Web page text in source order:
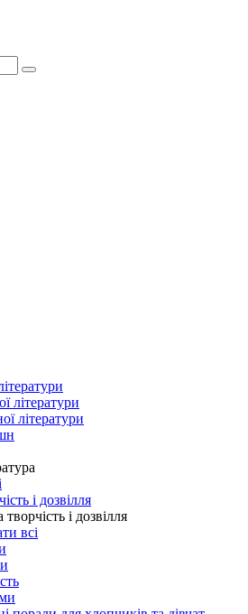
літератури
літератури
і дозвілля
і дозвілля
всі